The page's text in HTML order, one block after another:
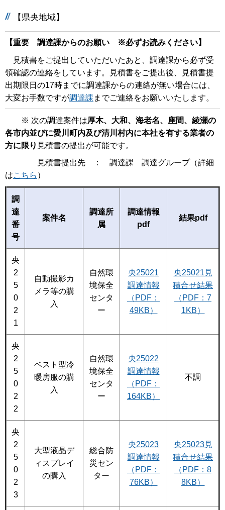
【県央地域】
【重要 調達課からのお願い ※必ずお読みください】
見積書をご提出していただいたあと、調達課から必ず受
領確認の連絡をしています。見積書をご提出後、見積書提
出期限日の17時までに調達課からの連絡が無い場合には、
大変お手数ですが調達課 までご連絡をお願いいたします。
※ 次の調達案件は厚木、大和、海老名、座間、綾瀬の
各市内並びに愛川町内及び清川村内に本社を有する業者の
方に限り 見積書の提出が可能です。
見積書提出先 ： 調達課 調達グループ（詳細
はこちら ）
調
達
番
号
案件名
調達所
属
調達情報
pdf
結果pdf
央
2
5
0
2
1
自動撮影カ
メラ等の購
入
自然環
境保全
センタ
ー
央25021
調達情報
（PDF：
49KB）
央25021見
積合せ結果
（PDF：7
1KB）
央
2
5
0
2
2
ベスト型冷
暖房服の購
入
自然環
境保全
センタ
ー
央25022
調達情報
（PDF：
164KB）
不調
央
2
5
0
2
3
大型液晶デ
ィスプレイ
の購入
総合防
災セン
ター
央25023
調達情報
（PDF：
76KB）
央25023見
積合せ結果
（PDF：8
8KB）